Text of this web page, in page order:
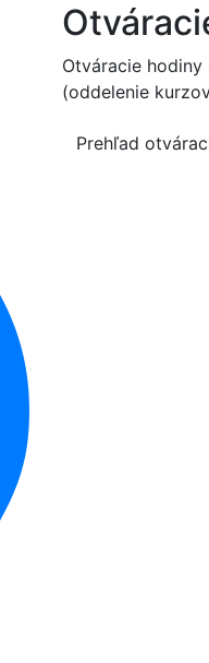
Otváracie
(oddelenie
Prehľad